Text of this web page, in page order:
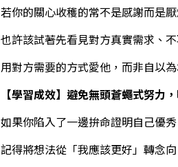
若你的關心收穫的常不是感謝而是
也許該試著先看見對方真實需求、
用對方需要的方式愛他，而非自以
【學習成效】避免無頭蒼蠅式努力
如果你陷入了一邊拚命證明自己優
記得將想法從「我應該更好」轉念